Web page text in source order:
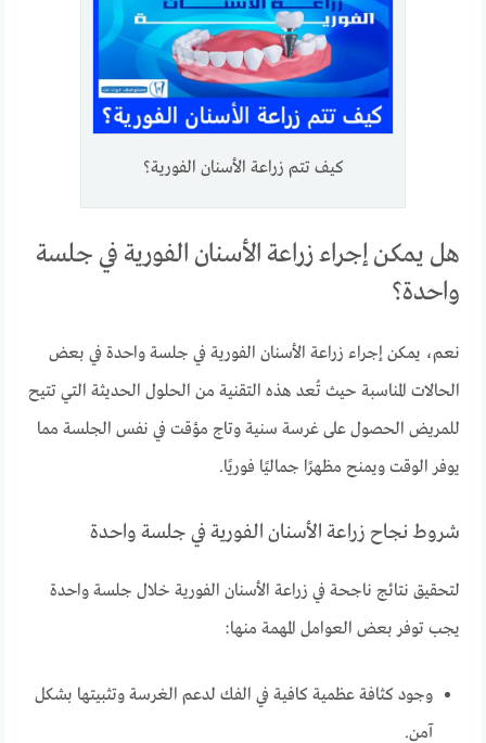
كيف تتم زراعة الأسنان الفورية؟
هل يمكن إجراء زراعة الأسنان الفورية في جلسة
واحدة؟
نعم، يمكن إجراء زراعة الأسنان الفورية في جلسة واحدة في بعض
الحالات المناسبة حيث تُعد هذه التقنية من الحلول الحديثة التي تتيح
للمريض الحصول على غرسة سنية وتاج مؤقت في نفس الجلسة مما
يوفر الوقت ويمنح مظهرًا جماليًا فوريًا.
شروط نجاح زراعة الأسنان الفورية في جلسة واحدة
لتحقيق نتائج ناجحة في زراعة الأسنان الفورية خلال جلسة واحدة
يجب توفر بعض العوامل المهمة منها:
وجود كثافة عظمية كافية في الفك لدعم الغرسة وتثبيتها بشكل
آمن.